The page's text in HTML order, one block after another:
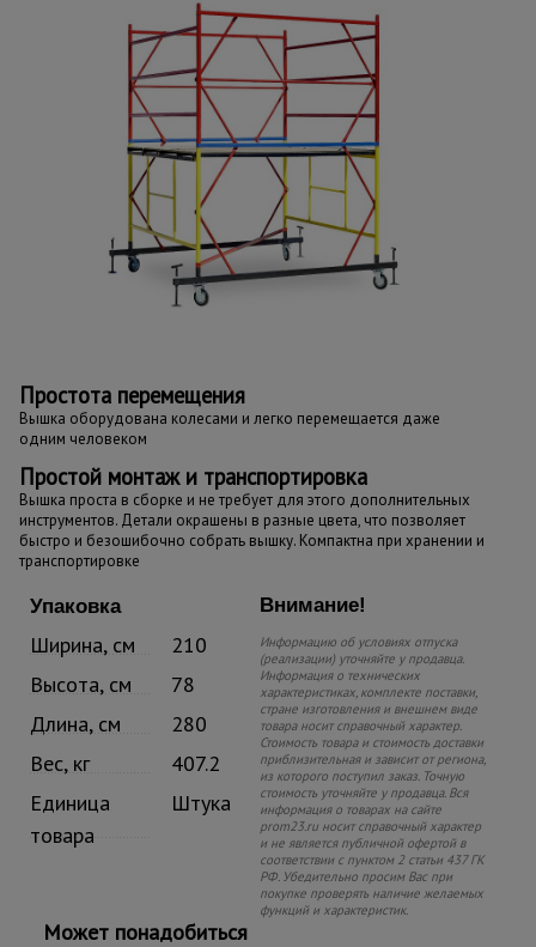
Простота перемещения
Вышка оборудована колесами и легко перемещается даже
одним человеком
Простой монтаж и транспортировка
Вышка проста в сборке и не требует для этого дополнительных
инструментов. Детали окрашены в разные цвета, что позволяет
быстро и безошибочно собрать вышку. Компактна при хранении и
транспортировке
Упаковка
Ширина, см
210
Высота, см
78
Длина, см
280
Вес, кг
407.2
Единица
товара
Штука
Внимание!
Информацию об условиях отпуска
(реализации) уточняйте у продавца.
Информация о технических
характеристиках, комплекте поставки,
стране изготовления и внешнем виде
товара носит справочный характер.
Стоимость товара и стоимость доставки
приблизительная и зависит от региона,
из которого поступил заказ. Точную
стоимость уточняйте у продавца. Вся
информация о товарах на сайте
prom23.ru носит справочный характер
и не является публичной офертой в
соответствии с пунктом 2 статьи 437 ГК
РФ. Убедительно просим Вас при
покупке проверять наличие желаемых
функций и характеристик.
Может понадобиться